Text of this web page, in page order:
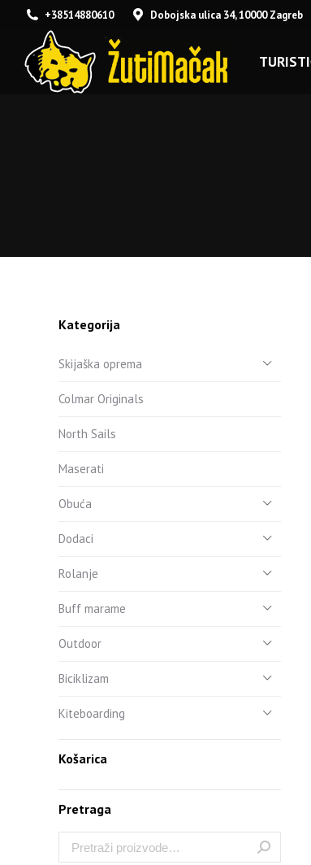
+38514880610 Dobojska ulica 34, 10000 Zagreb
Kategorija
Skijaška oprema
Colmar Originals
North Sails
Maserati
Obuća
Dodaci
Rolanje
Buff marame
Outdoor
Biciklizam
Kiteboarding
Košarica
Pretraga